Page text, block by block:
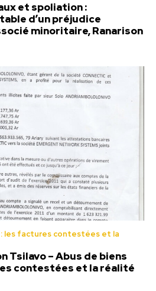
et spoliation :
d’un préjudice
minoritaire, Ranarison
: les factures contestées et la
Tsilavo – Abus de biens
contestées et la réalité